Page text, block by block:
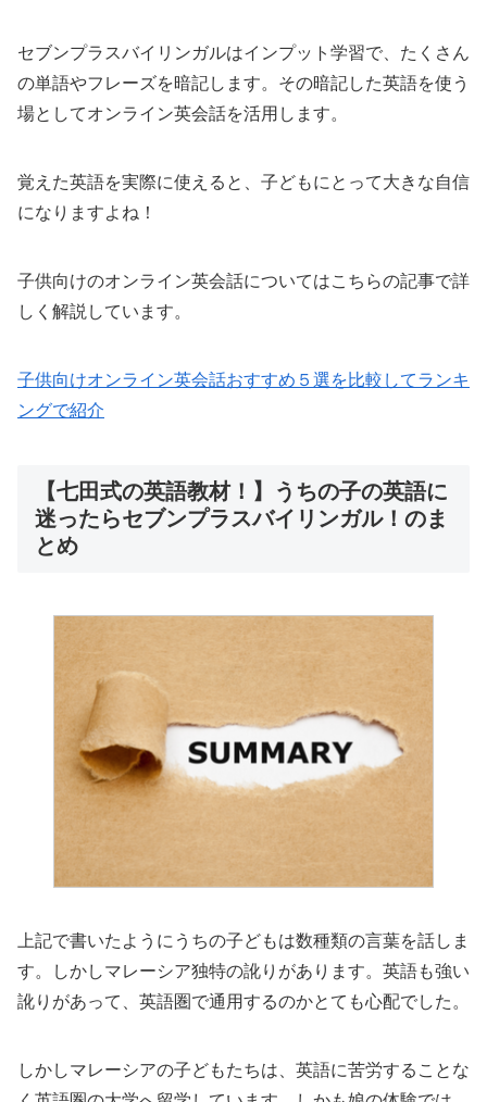
セブンプラスバイリンガルはインプット学習で、たくさん
の単語やフレーズを暗記します。その暗記した英語を使う
場としてオンライン英会話を活用します。
覚えた英語を実際に使えると、子どもにとって大きな自信
になりますよね！
子供向けのオンライン英会話についてはこちらの記事で詳
しく解説しています。
子供向けオンライン英会話おすすめ５選を比較してランキ
ングで紹介
【七田式の英語教材！】うちの子の英語に
迷ったらセブンプラスバイリンガル！のま
とめ
上記で書いたようにうちの子どもは数種類の言葉を話しま
す。しかしマレーシア独特の訛りがあります。英語も強い
訛りがあって、英語圏で通用するのかとても心配でした。
しかしマレーシアの子どもたちは、英語に苦労することな